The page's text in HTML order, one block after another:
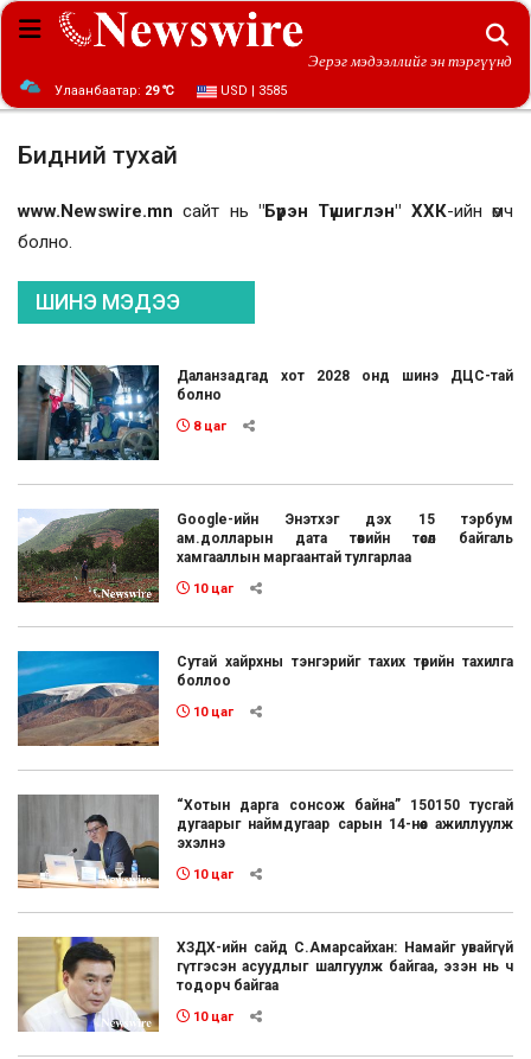
Эерэг мэдээллийг эн тэргүүнд
Улаанбаатар: 29 ℃ USD | 3585
Бидний тухай
www.Newswire.mnсайт нь"Бүрэн Түшиглэн" ХХК-ийн өмч
болно.
ШИНЭ МЭДЭЭ
Даланзадгад хот 2028 онд шинэ ДЦС-тай
болно
8 цаг
Google-ийн Энэтхэг дэх 15 тэрбум
ам.долларын дата төвийн төсөл байгаль
хамгааллын маргаантай тулгарлаа
10 цаг
Сутай хайрхны тэнгэрийг тахих төрийн тахилга
боллоо
10 цаг
“Хотын дарга сонсож байна” 150150 тусгай
дугаарыг наймдугаар сарын 14-нөөс ажиллуулж
эхэлнэ
10 цаг
ХЗДХ-ийн сайд С.Амарсайхан: Намайг увайгүй
гүтгэсэн асуудлыг шалгуулж байгаа, эзэн нь ч
тодорч байгаа
10 цаг